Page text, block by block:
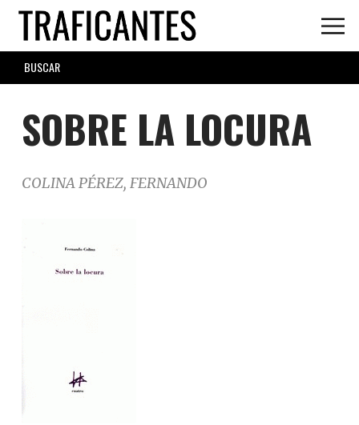
Skip
main
content
SEARCH
FORM
SOBRE LA LOCURA
COLINA PÉREZ, FERNANDO